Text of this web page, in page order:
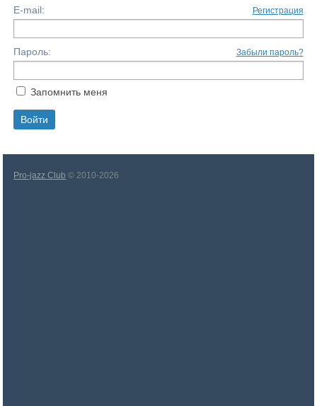
E-mail: Регистрация
Пароль: Забыли пароль?
Запомнить меня
Pro-jazz Club © 2010-2026